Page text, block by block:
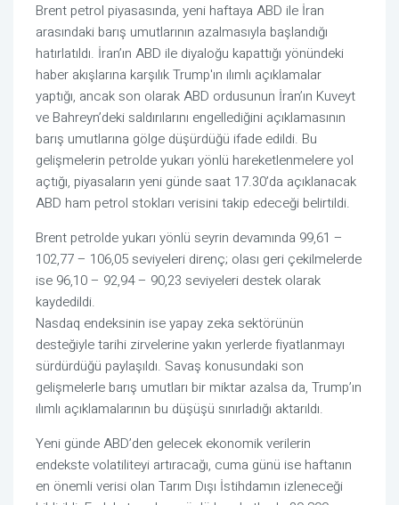
Brent petrol piyasasında, yeni haftaya ABD ile İran
arasındaki barış umutlarının azalmasıyla başlandığı
hatırlatıldı. İran’ın ABD ile diyaloğu kapattığı yönündeki
haber akışlarına karşılık Trump'ın ılımlı açıklamalar
yaptığı, ancak son olarak ABD ordusunun İran’ın Kuveyt
ve Bahreyn’deki saldırılarını engellediğini açıklamasının
barış umutlarına gölge düşürdüğü ifade edildi. Bu
gelişmelerin petrolde yukarı yönlü hareketlenmelere yol
açtığı, piyasaların yeni günde saat 17.30’da açıklanacak
ABD ham petrol stokları verisini takip edeceği belirtildi.
Brent petrolde yukarı yönlü seyrin devamında 99,61 –
102,77 – 106,05 seviyeleri direnç; olası geri çekilmelerde
ise 96,10 – 92,94 – 90,23 seviyeleri destek olarak
kaydedildi.
Nasdaq endeksinin ise yapay zeka sektörünün
desteğiyle tarihi zirvelerine yakın yerlerde fiyatlanmayı
sürdürdüğü paylaşıldı. Savaş konusundaki son
gelişmelerle barış umutları bir miktar azalsa da, Trump’ın
ılımlı açıklamalarının bu düşüşü sınırladığı aktarıldı.
Yeni günde ABD’den gelecek ekonomik verilerin
endekste volatiliteyi artıracağı, cuma günü ise haftanın
en önemli verisi olan Tarım Dışı İstihdamın izleneceği